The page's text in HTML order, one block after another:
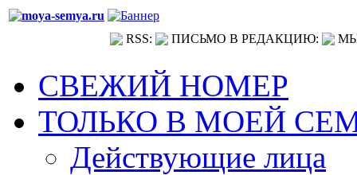
RSS: ПИСЬМО В РЕДАКЦИЮ:
СВЕЖИЙ НОМЕР
ТОЛЬКО В МОЕЙ
Действующие лица